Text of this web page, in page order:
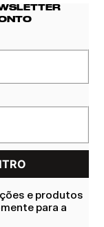
e produtos
para a